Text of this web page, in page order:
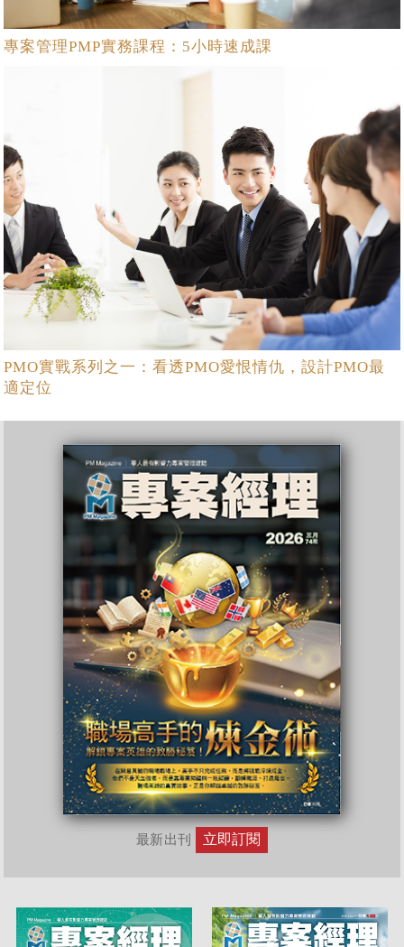
專案管理PMP實務課程：5小時速成課
PMO實戰系列之一：看透PMO愛恨情仇，設計PMO最
適定位
最新出刊 立即訂閱